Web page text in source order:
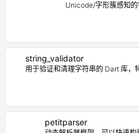
Unicode/字形簇感知的
string_validator
用于验证和清理字符串的 Dart 库，
petitparser